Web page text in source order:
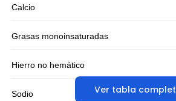
Ver tabla
Calcio
Grasas monoinsaturadas
Hierro no hemático
Sodio